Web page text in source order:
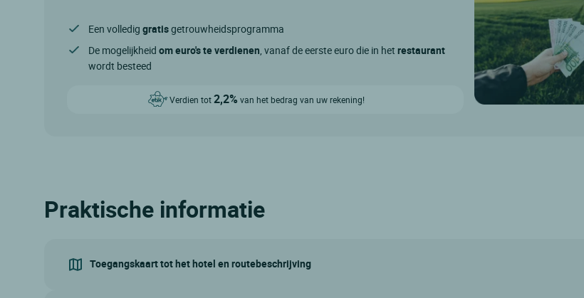
Een volledig gratisgetrouwheidsprogramma
De mogelijkheid om euro's te verdienen, vanaf de eerste euro die in het restaurant
wordt besteed
Verdien tot2,2% van het bedrag van uw rekening!
Praktische informatie
Toegangskaart tot het hotel en routebeschrijving